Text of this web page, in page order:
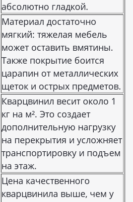
абсолютно гладкой.
Материал достаточно
мягкий: тяжелая мебель
может оставить вмятины.
Также покрытие боится
царапин от металлических
щеток и острых предметов.
Кварцвинил весит около 1
кг на м². Это создает
дополнительную нагрузку
на перекрытия и усложняет
транспортировку и подъем
на этаж.
Цена качественного
кварцвинила выше, чем у